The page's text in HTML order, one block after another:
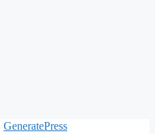
GeneratePress